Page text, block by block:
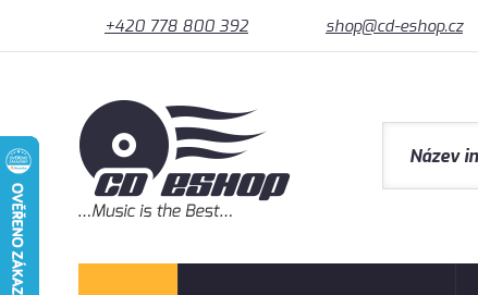
+420 778 800 392 shop@cd-eshop.cz